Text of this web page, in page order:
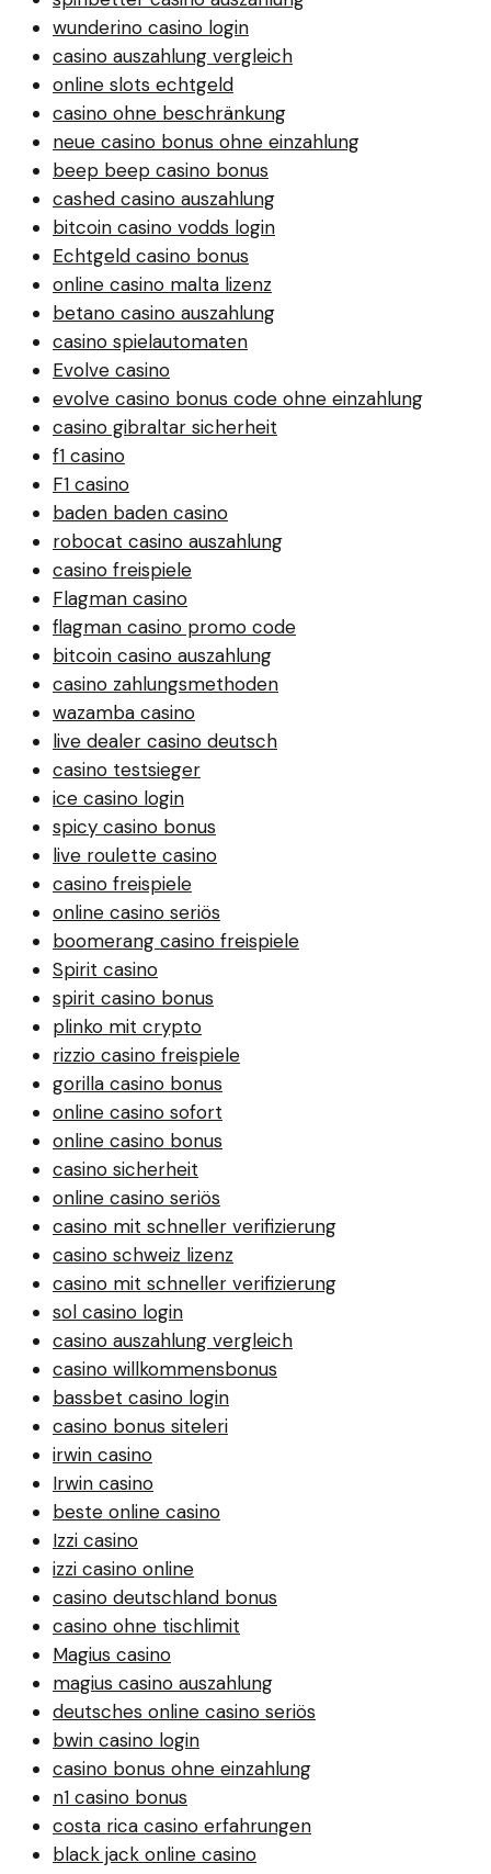
wunderino casino login
casino auszahlung vergleich
online slots echtgeld
casino ohne beschränkung
neue casino bonus ohne einzahlung
beep beep casino bonus
cashed casino auszahlung
bitcoin casino vodds login
Echtgeld casino bonus
online casino malta lizenz
betano casino auszahlung
casino spielautomaten
Evolve casino
evolve casino bonus code ohne einzahlung
casino gibraltar sicherheit
f1 casino
F1 casino
baden baden casino
robocat casino auszahlung
casino freispiele
Flagman casino
flagman casino promo code
bitcoin casino auszahlung
casino zahlungsmethoden
wazamba casino
live dealer casino deutsch
casino testsieger
ice casino login
spicy casino bonus
live roulette casino
casino freispiele
online casino seriös
boomerang casino freispiele
Spirit casino
spirit casino bonus
plinko mit crypto
rizzio casino freispiele
gorilla casino bonus
online casino sofort
online casino bonus
casino sicherheit
online casino seriös
casino mit schneller verifizierung
casino schweiz lizenz
casino mit schneller verifizierung
sol casino login
casino auszahlung vergleich
casino willkommensbonus
bassbet casino login
casino bonus siteleri
irwin casino
Irwin casino
beste online casino
Izzi casino
izzi casino online
casino deutschland bonus
casino ohne tischlimit
Magius casino
magius casino auszahlung
deutsches online casino seriös
bwin casino login
casino bonus ohne einzahlung
n1 casino bonus
costa rica casino erfahrungen
black jack online casino